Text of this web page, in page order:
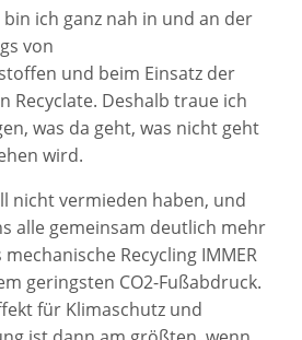
ich ganz nah in und an der
von
und beim Einsatz der
Recyclate. Deshalb traue ich
was da geht, was nicht geht
wird.
nicht vermieden haben, und
alle gemeinsam deutlich mehr
Recycling IMMER
geringsten CO2-Fußabdruck.
für Klimaschutz und